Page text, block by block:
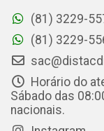
(81) 3229-
(81) 3229-
Horário do
Sábado das
nacionais.